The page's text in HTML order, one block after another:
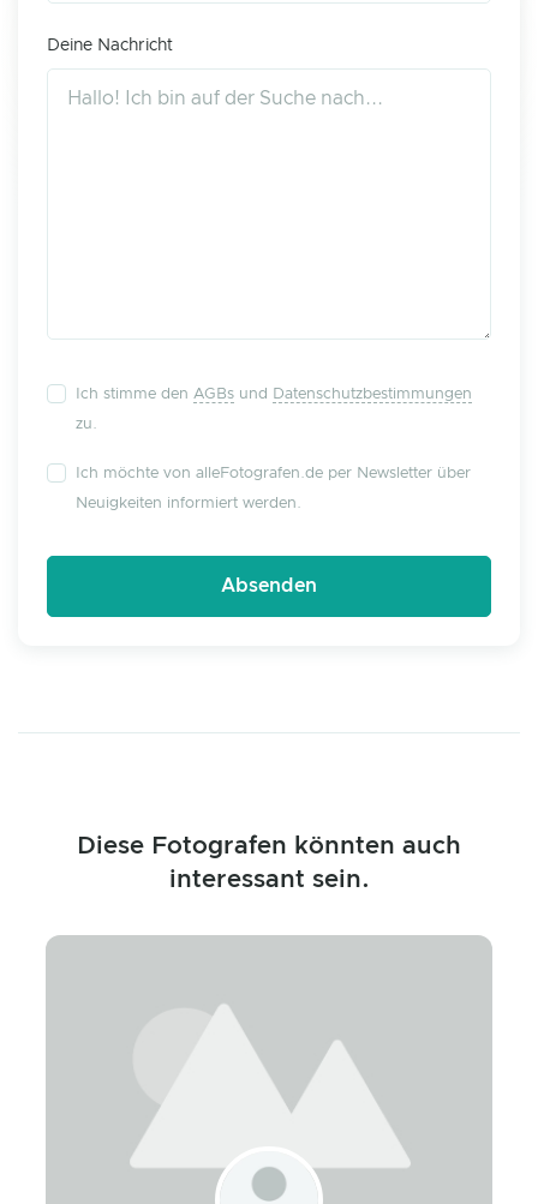
Deine Nachricht
Ich stimme den AGBs und
Datenschutzbestimmungen
zu.
Ich möchte von alleFotografen.de per Newsletter über
Neuigkeiten informiert werden.
Diese Fotografen könnten auch
interessant sein.